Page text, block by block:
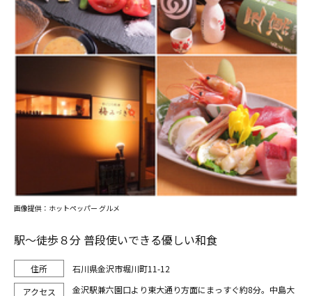
駅～徒歩８分 普段使いできる優しい和食
石川県金沢市堀川町11-12
金沢駅兼六園口より東大通り方面にまっすぐ約8分。中島大
画像提供：ホットペッパー グルメ